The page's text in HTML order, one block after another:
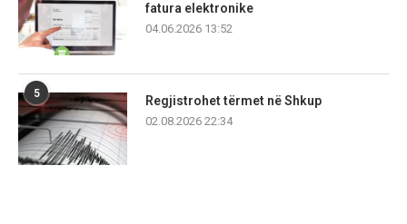
fatura elektronike
04.06.2026 13:52
5
Regjistrohet tërmet në Shkup
02.08.2026 22:34